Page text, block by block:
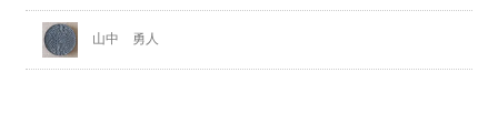
山中 勇人